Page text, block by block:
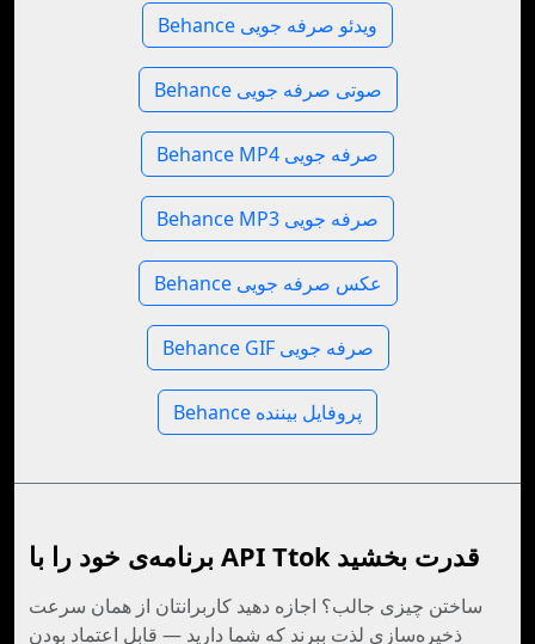
Behance ویدئو صرفه جویی
Behance صوتی صرفه جویی
Behance MP4 صرفه جویی
Behance MP3 صرفه جویی
Behance عکس صرفه جویی
Behance GIF صرفه جویی
Behance پروفایل بیننده
برنامه‌ی خود را با API Ttok قدرت بخشید
ساختن چیزی جالب؟ اجازه دهید کاربرانتان از همان سرعت
ذخیره‌سازی لذت ببرند که شما دارید — قابل اعتماد بودن